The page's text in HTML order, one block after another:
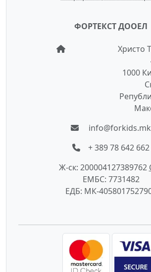
ФОРТЕКСТ ДООЕЛ
Христо
1000
info@forkids.mk
+ 389 78 642 662
Ж-ск: 200004127389762
ЕМБС: 7731482
ЕДБ: МК-